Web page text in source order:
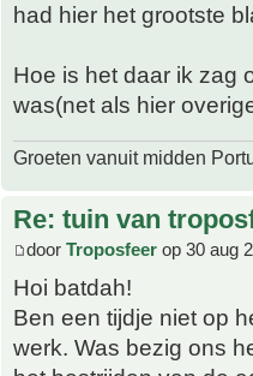
had hier het grootste
Hoe is het daar ik zag
was(net als hier
Groeten vanuit midden
Re: tuin van
door Troposfeer op 30 aug
Hoi batdah!
Ben een tijdje niet op
werk. Was bezig ons